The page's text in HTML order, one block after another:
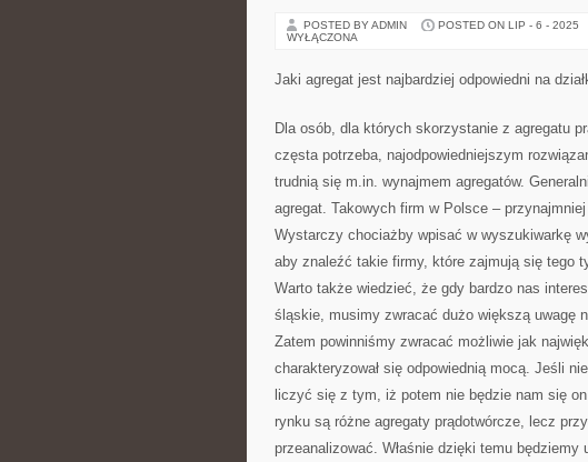
POSTED BY ADMIN POSTED ON LIP - 6 - 2025
WYŁĄCZONA
Jaki agregat jest najbardziej odpowiedni na
Dla osób, dla których skorzystanie z agregatu
częsta potrzeba, najodpowiedniejszym
trudnią się m.in. wynajmem agregatów.
agregat. Takowych firm w Polsce –
Wystarczy chociażby wpisać w wyszukiwarkę
aby znaleźć takie firmy, które zajmują się tego
Warto także wiedzieć, że gdy bardzo nas
śląskie, musimy zwracać dużo większą uwagę
Zatem powinniśmy zwracać możliwie jak
charakteryzował się odpowiednią mocą. Jeśli
liczyć się z tym, iż potem nie będzie nam się
rynku są różne agregaty prądotwórcze, lecz
przeanalizować. Właśnie dzięki temu